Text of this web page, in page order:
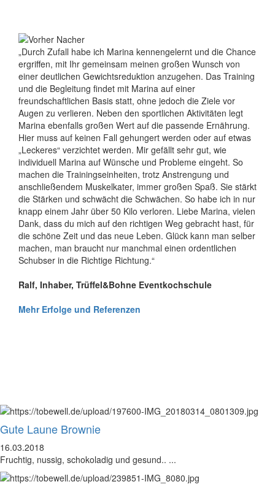
„Durch Zufall habe ich Marina kennengelernt und die Chance
ergriffen, mit Ihr gemeinsam meinen großen Wunsch von
einer deutlichen Gewichtsreduktion anzugehen. Das Training
und die Begleitung findet mit Marina auf einer
freundschaftlichen Basis statt, ohne jedoch die Ziele vor
Augen zu verlieren. Neben den sportlichen Aktivitäten legt
Marina ebenfalls großen Wert auf die passende Ernährung.
Hier muss auf keinen Fall gehungert werden oder auf etwas
„Leckeres“ verzichtet werden. Mir gefällt sehr gut, wie
individuell Marina auf Wünsche und Probleme eingeht. So
machen die Trainingseinheiten, trotz Anstrengung und
anschließendem Muskelkater, immer großen Spaß. Sie stärkt
die Stärken und schwächt die Schwächen. So habe ich in nur
knapp einem Jahr über 50 Kilo verloren. Liebe Marina, vielen
Dank, dass du mich auf den richtigen Weg gebracht hast, für
die schöne Zeit und das neue Leben. Glück kann man selber
machen, man braucht nur manchmal einen ordentlichen
Schubser in die Richtige Richtung.“
Ralf, Inhaber, Trüffel&Bohne Eventkochschule
Mehr Erfolge und Referenzen
Gute Laune Brownie
16.03.2018
Fruchtig, nussig, schokoladig und gesund.. ...